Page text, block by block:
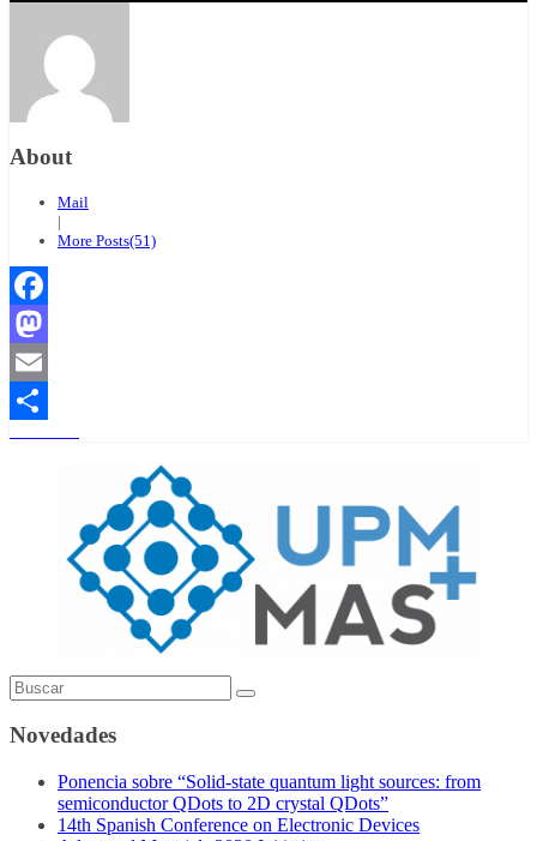
About
Mail
|
More Posts(51)
Facebook
Mastodon
Email
Compartir
Novedades
Ponencia sobre “Solid-state quantum light sources: from
semiconductor QDots to 2D crystal QDots”
14th Spanish Conference on Electronic Devices